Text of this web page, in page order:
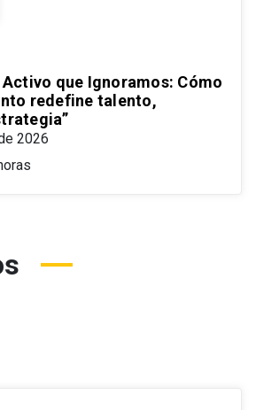
Activo que Ignoramos: Cómo
redefine talento,
2026